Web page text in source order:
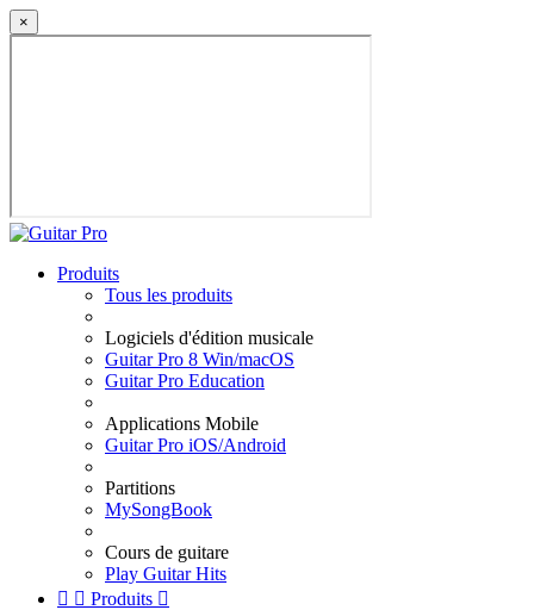
×
Produits
Tous les produits
Logiciels d'édition musicale
Guitar Pro 8 Win/macOS
Guitar Pro Education
Applications Mobile
Guitar Pro iOS/Android
Partitions
MySongBook
Cours de guitare
Play Guitar Hits
  Produits 